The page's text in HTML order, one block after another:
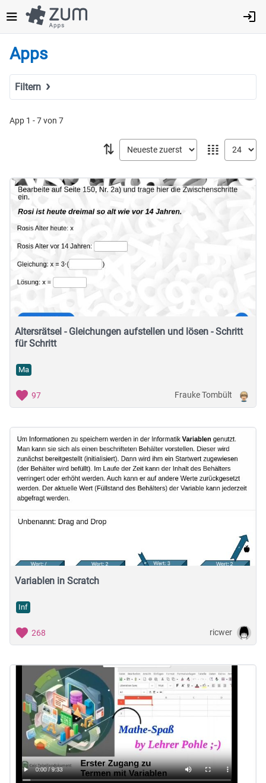
zum
Inhalt
Apps
Filtern
Fach
MINT
Geistes- & Sozialwissenschaften
Musische Fächer & Sport
Berufliche Bildung
Sonstiges
Typ
Featured Apps
App 1 - 7 von 7
𝍖
⇅
Altersrätsel - Gleichungen aufstellen und lösen - Schritt
für Schritt
Ma
97 Frauke Tombült
Variablen in Scratch
Inf
268 ricwer